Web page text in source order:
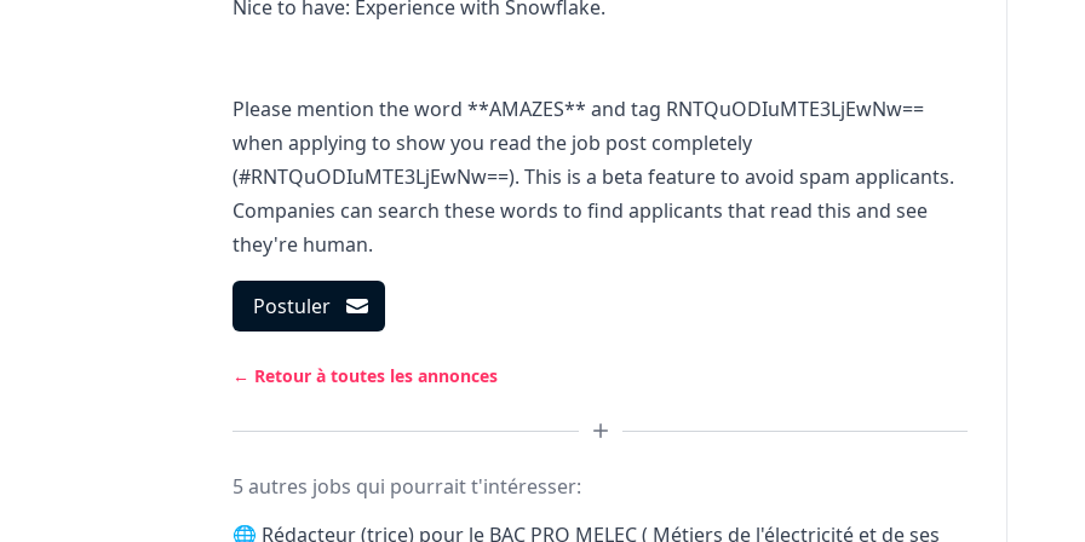
Nice to have: Experience with Snowflake.
Please mention the word **AMAZES** and tag RNTQuODIuMTE3LjEwNw==
when applying to show you read the job post completely
(#RNTQuODIuMTE3LjEwNw==). This is a beta feature to avoid spam applicants.
Companies can search these words to find applicants that read this and see
they're human.
Postuler
← Retour à toutes les annonces
5 autres jobs qui pourrait t'intéresser:
🌐 Rédacteur (trice) pour le BAC PRO MELEC ( Métiers de l'électricité et de ses